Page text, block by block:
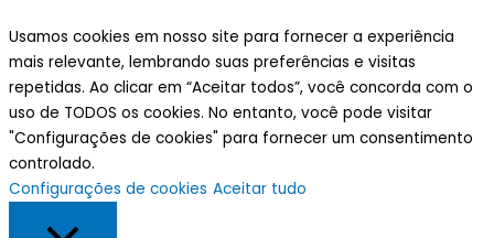
Usamos cookies em nosso site para fornecer a experiência
mais relevante, lembrando suas preferências e visitas
repetidas. Ao clicar em “Aceitar todos”, você concorda com o
uso de TODOS os cookies. No entanto, você pode visitar
"Configurações de cookies" para fornecer um consentimento
controlado.
Configurações de cookies Aceitar tudo